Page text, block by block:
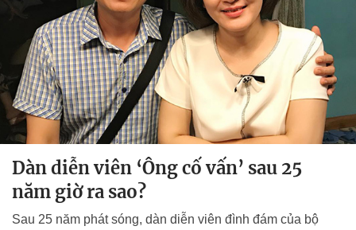
Dàn diễn viên ‘Ông cố vấn’ sau 25
năm giờ ra sao?
Sau 25 năm phát sóng, dàn diễn viên đình đám của bộ